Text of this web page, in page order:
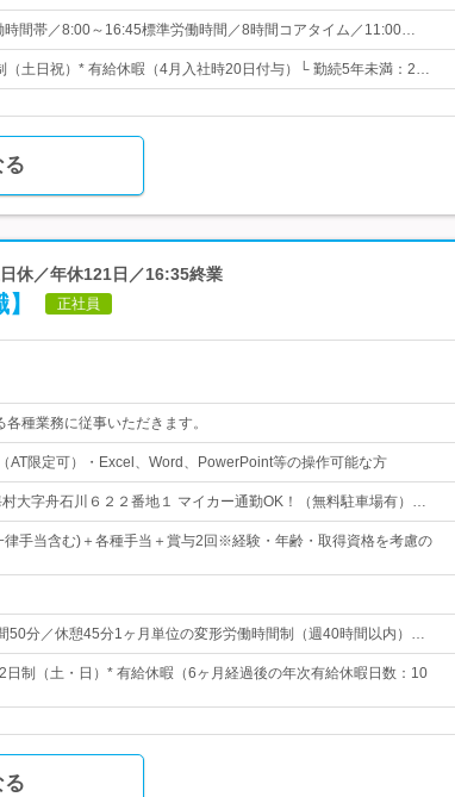
時間帯／8:00～16:45標準労働時間／8時間コアタイム／11:00…
（土日祝）* 有給休暇（4月入社時20日付与）└ 勤続5年未満：2…
る
休／年休121日／16:35終業
正社員
種業務に従事いただきます。
AT限定可）・Excel、Word、PowerPoint等の操作可能な方
大字舟石川６２２番地１ マイカー通勤OK！（無料駐車場有）…
手当含む)＋各種手当＋賞与2回※経験・年齢・取得資格を考慮の
50分／休憩45分1ヶ月単位の変形労働時間制（週40時間以内）…
制（土・日）* 有給休暇（6ヶ月経過後の年次有給休暇日数：10
る